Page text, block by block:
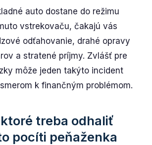
auto dostane do režimu
vstrekovaču, čakajú vás
odťahovanie, drahé opravy
a stratené príjmy. Zvlášť pre
môže jeden takýto incident
k finančným problémom.
treba odhaliť
pocíti peňaženka